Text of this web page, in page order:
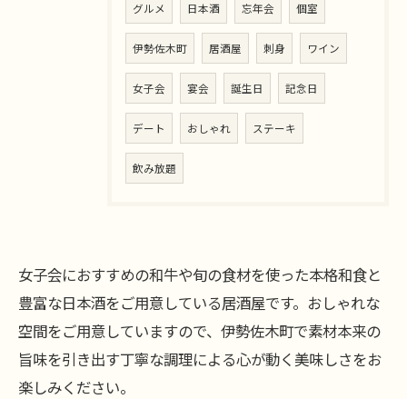
グルメ 日本酒 忘年会 個室
伊勢佐木町 居酒屋 刺身 ワイン
女子会 宴会 誕生日 記念日
デート おしゃれ ステーキ
飲み放題
女子会におすすめの和牛や旬の食材を使った本格和食と
豊富な日本酒をご用意している居酒屋です。おしゃれな
空間をご用意していますので、伊勢佐木町で素材本来の
旨味を引き出す丁寧な調理による心が動く美味しさをお
楽しみください。
お問い合わせはこちら